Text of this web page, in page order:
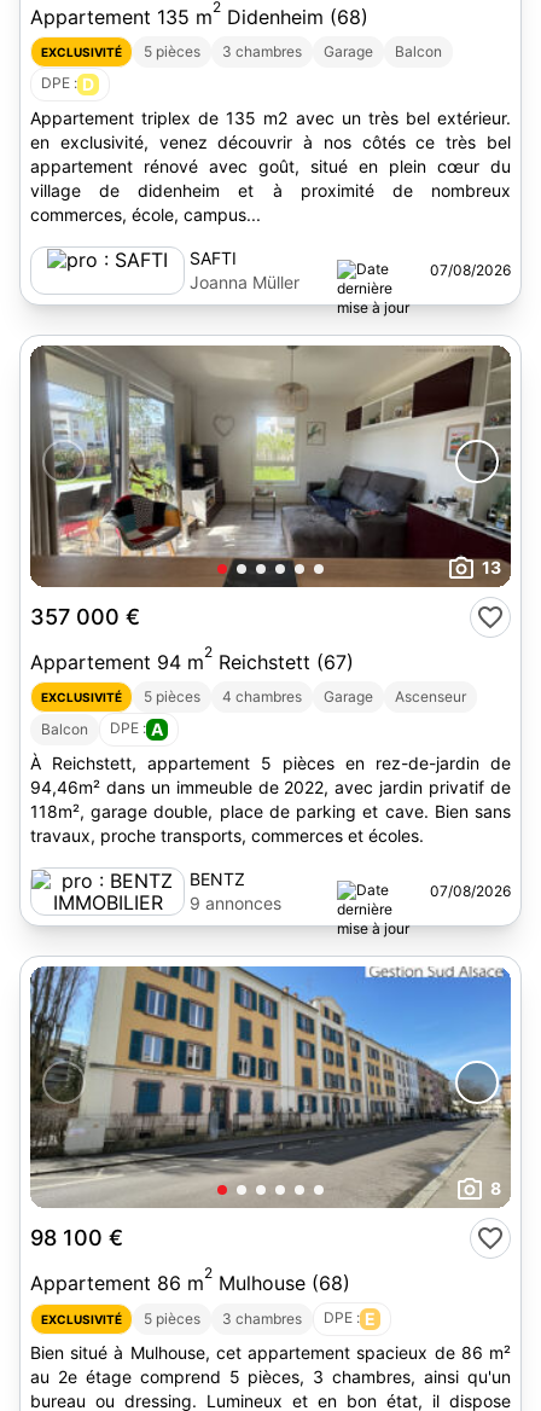
Appartement 135 m2 Didenheim (68)
EXCLUSIVITÉ 5 pièces 3 chambres Garage
Balcon
DPE : D
Appartement triplex de 135 m2 avec un très bel extérieur.
en exclusivité, venez découvrir à nos côtés ce très bel
appartement rénové avec goût, situé en plein cœur du
village de didenheim et à proximité de nombreux
commerces, école, campus...
SAFTI
Joanna Müller
07/08/2026
13
357 000 €
Appartement 94 m2 Reichstett (67)
EXCLUSIVITÉ 5 pièces 4 chambres Garage
Ascenseur
Balcon
DPE : A
À Reichstett, appartement 5 pièces en rez-de-jardin de
94,46m² dans un immeuble de 2022, avec jardin privatif de
118m², garage double, place de parking et cave. Bien sans
travaux, proche transports, commerces et écoles.
BENTZ
IMMOBILIER
9 annonces
07/08/2026
8
98 100 €
Appartement 86 m2 Mulhouse (68)
EXCLUSIVITÉ 5 pièces 3 chambres DPE : E
Bien situé à Mulhouse, cet appartement spacieux de 86 m²
au 2e étage comprend 5 pièces, 3 chambres, ainsi qu'un
bureau ou dressing. Lumineux et en bon état, il dispose